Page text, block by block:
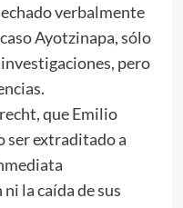
verbalmente
Ayotzinapa, sólo
pero
que Emilio
ser extraditado a
la caída de sus